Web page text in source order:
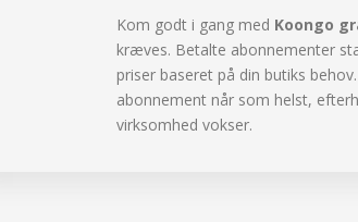
Kom godt i gang med Koongo
kræves. Betalte abonnementer
priser baseret på din butiks
abonnement når som helst,
virksomhed vokser.